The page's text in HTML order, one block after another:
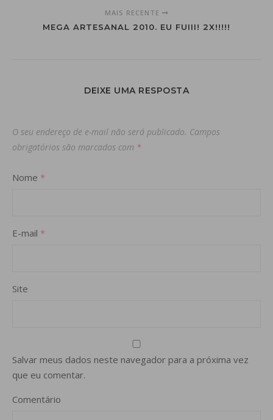
MAIS RECENTE
MEGA ARTESANAL 2010. EU FUIII! 2X!!!!!
DEIXE UMA RESPOSTA
O seu endereço de e-mail não será publicado. Campos
obrigatórios são marcados com *
Nome *
E-mail *
Site
Salvar meus dados neste navegador para a próxima vez
que eu comentar.
Comentário